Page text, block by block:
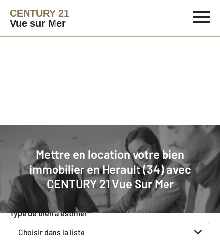
CENTURY 21
Vue sur Mer
Mettre en location votre bien
immobilier en Herault (34) avec
CENTURY 21 Vue Sur Mer
Agence immobilière
Faites estimer gratuitement votre
bien en location
Concernant votre bien
Type de bien à estimer*
Choisir dans la liste